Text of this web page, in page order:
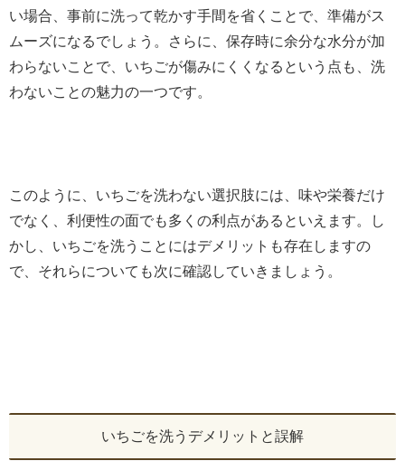
い場合、事前に洗って乾かす手間を省くことで、準備がス
ムーズになるでしょう。さらに、保存時に余分な水分が加
わらないことで、いちごが傷みにくくなるという点も、洗
わないことの魅力の一つです。
このように、いちごを洗わない選択肢には、味や栄養だけ
でなく、利便性の面でも多くの利点があるといえます。し
かし、いちごを洗うことにはデメリットも存在しますの
で、それらについても次に確認していきましょう。
いちごを洗うデメリットと誤解